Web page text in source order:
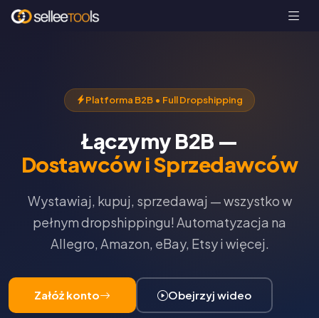
Platforma B2B • Full Dropshipping
Łączymy B2B —
Dostawców i Sprzedawców
Wystawiaj, kupuj, sprzedawaj — wszystko w
pełnym dropshippingu! Automatyzacja na
Allegro, Amazon, eBay, Etsy i więcej.
Załóż konto Obejrzyj wideo